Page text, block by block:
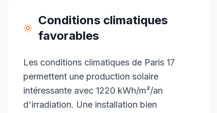
Conditions climatiques
favorables
Les conditions climatiques de Paris 17
permettent une production solaire
intéressante avec 1220 kWh/m²/an
d'irradiation. Une installation bien